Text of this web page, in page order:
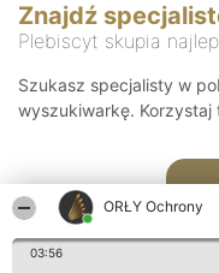
ORŁY Ochrony
03:56
Znajdź
Plebiscyt skupia
Szukasz specjalisty w
wyszukiwarkę. Korzystaj